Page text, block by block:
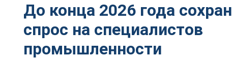
До конца 2026 года
спрос на специалистов
промышленности